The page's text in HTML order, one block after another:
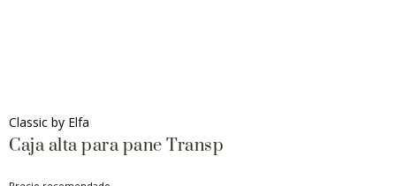
Classic by Elfa
Caja alta para pane Transp